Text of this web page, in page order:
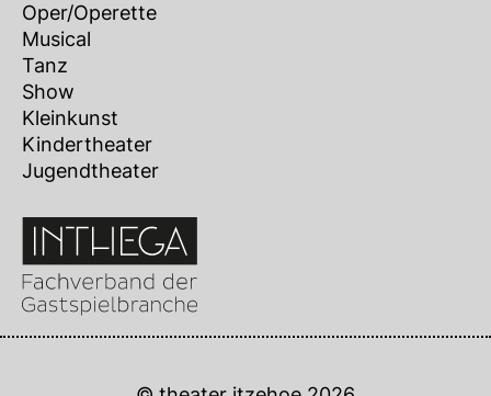
Oper/Operette
Musical
Tanz
Show
Kleinkunst
Kindertheater
Jugendtheater